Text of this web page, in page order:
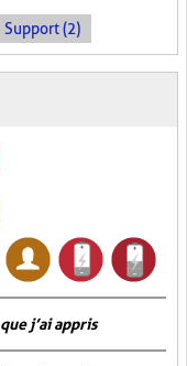
Support (2)
j’ai appris